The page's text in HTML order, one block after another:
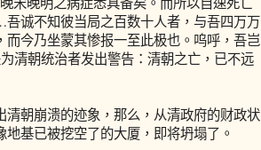
诚不知彼当局之百数十人者，与吾四万万
今乃坐蒙其惨报一至此极也。呜呼，吾岂
清朝统治者发出警告：清朝之亡，已不远
朝崩溃的迹象，那么，从清政府的财政状
基已被挖空了的大厦，即将坍塌了。